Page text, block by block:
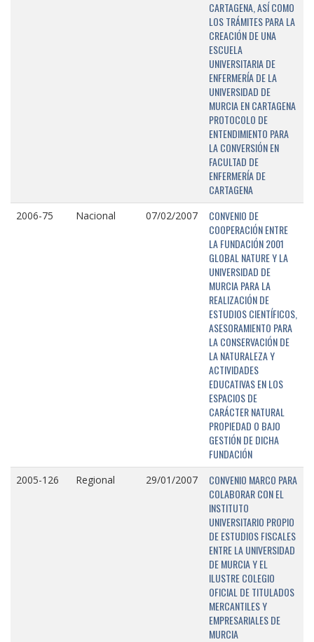
CARTAGENA, ASÍ COMO
LOS TRÁMITES PARA LA
CREACIÓN DE UNA
ESCUELA
UNIVERSITARIA DE
ENFERMERÍA DE LA
UNIVERSIDAD DE
MURCIA EN CARTAGENA
PROTOCOLO DE
ENTENDIMIENTO PARA
LA CONVERSIÓN EN
FACULTAD DE
ENFERMERÍA DE
CARTAGENA
2006-75 Nacional 07/02/2007
CONVENIO DE
COOPERACIÓN ENTRE
LA FUNDACIÓN 2001
GLOBAL NATURE Y LA
UNIVERSIDAD DE
MURCIA PARA LA
REALIZACIÓN DE
ESTUDIOS CIENTÍFICOS,
ASESORAMIENTO PARA
LA CONSERVACIÓN DE
LA NATURALEZA Y
ACTIVIDADES
EDUCATIVAS EN LOS
ESPACIOS DE
CARÁCTER NATURAL
PROPIEDAD O BAJO
GESTIÓN DE DICHA
FUNDACIÓN
2005-126 Regional 29/01/2007
CONVENIO MARCO PARA
COLABORAR CON EL
INSTITUTO
UNIVERSITARIO PROPIO
DE ESTUDIOS FISCALES
ENTRE LA UNIVERSIDAD
DE MURCIA Y EL
ILUSTRE COLEGIO
OFICIAL DE TITULADOS
MERCANTILES Y
EMPRESARIALES DE
MURCIA